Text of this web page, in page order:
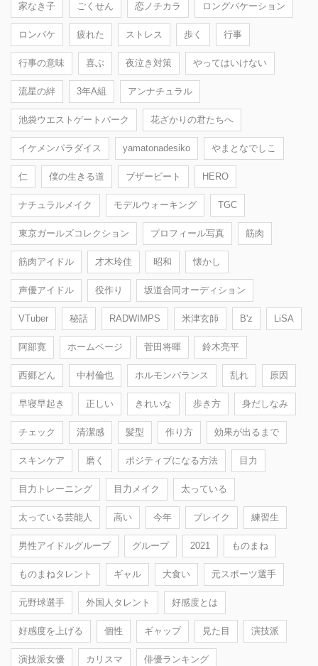
家なき子 ごくせん 恋ノチカラ ロングバケーション
ロンバケ 疲れた ストレス 歩く 行事
行事の意味 喜ぶ 夜泣き対策 やってはいけない
流星の絆 3年A組 アンナチュラル
池袋ウエストゲートパーク 花ざかりの君たちへ
イケメンパラダイス yamatonadesiko やまとなでしこ
仁 僕の生きる道 ブザービート HERO
ナチュラルメイク モデルウォーキング TGC
東京ガールズコレクション プロフィール写真 筋肉
筋肉アイドル 才木玲佳 昭和 懐かし
声優アイドル 役作り 坂道合同オーディション
VTuber 秘話 RADWIMPS 米津玄師 B'z LiSA
阿部寛 ホームページ 菅田将暉 鈴木亮平
西郷どん 中村倫也 ホルモンバランス 乱れ 原因
早寝早起き 正しい きれいな 歩き方 身だしなみ
チェック 清潔感 髪型 作り方 効果が出るまで
スキンケア 磨く ポジティブになる方法 目力
目力トレーニング 目力メイク 太っている
太っている芸能人 高い 今年 ブレイク 練習生
男性アイドルグループ グループ 2021 ものまね
ものまねタレント ギャル 大食い 元スポーツ選手
元野球選手 外国人タレント 好感度とは
好感度を上げる 個性 ギャップ 見た目 演技派
演技派女優 カリスマ 俳優ランキング